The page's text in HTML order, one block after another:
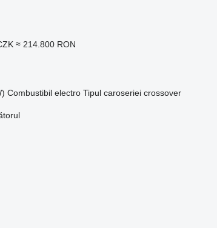
≈ 214.800 RON
Combustibil electro Tipul caroseriei crossover